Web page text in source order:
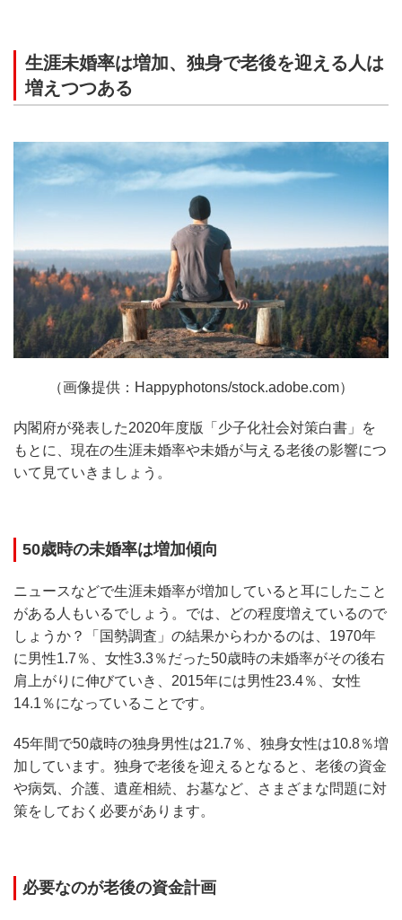
生涯未婚率は増加、独身で老後を迎える人は
増えつつある
（画像提供：Happyphotons/stock.adobe.com）
内閣府が発表した2020年度版「少子化社会対策白書」を
もとに、現在の生涯未婚率や未婚が与える老後の影響につ
いて見ていきましょう。
50歳時の未婚率は増加傾向
ニュースなどで生涯未婚率が増加していると耳にしたこと
がある人もいるでしょう。では、どの程度増えているので
しょうか？「国勢調査」の結果からわかるのは、1970年
に男性1.7％、女性3.3％だった50歳時の未婚率がその後右
肩上がりに伸びていき、2015年には男性23.4％、女性
14.1％になっていることです。
45年間で50歳時の独身男性は21.7％、独身女性は10.8％増
加しています。独身で老後を迎えるとなると、老後の資金
や病気、介護、遺産相続、お墓など、さまざまな問題に対
策をしておく必要があります。
必要なのが老後の資金計画